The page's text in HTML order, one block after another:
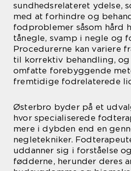
sundhedsrelateret ydelse,
med at forhindre og
fodproblemer såsom hård
tånegle, svamp i negle og
Procedurerne kan variere
til korrektiv behandling, og
omfatte forebyggende
fremtidige fodrelaterede
Østerbro byder på et
hvor specialiserede
mere i dybden end en
negletekniker.
uddanner sig i forståelse
fødderne, herunder deres